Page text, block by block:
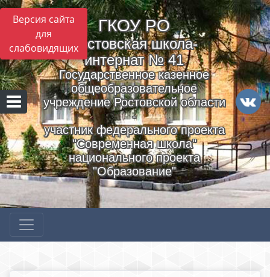
Версия сайта
для
слабовидящих
ГКОУ РO
Ростовская школа-
интернат № 41
Государственное казенное
общеобразовательное
учреждение Ростовской области
-
участник федерального проекта
"Современная школа"
национального проекта
"Образование"